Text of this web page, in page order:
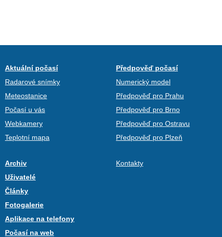
Aktuální počasí
Radarové snímky
Meteostanice
Počasí u vás
Webkamery
Teplotní mapa
Předpověď počasí
Numerický model
Předpověď pro Prahu
Předpověď pro Brno
Předpověď pro Ostravu
Předpověď pro Plzeň
Archiv
Uživatelé
Články
Fotogalerie
Aplikace na telefony
Počasí na web
Kontakty